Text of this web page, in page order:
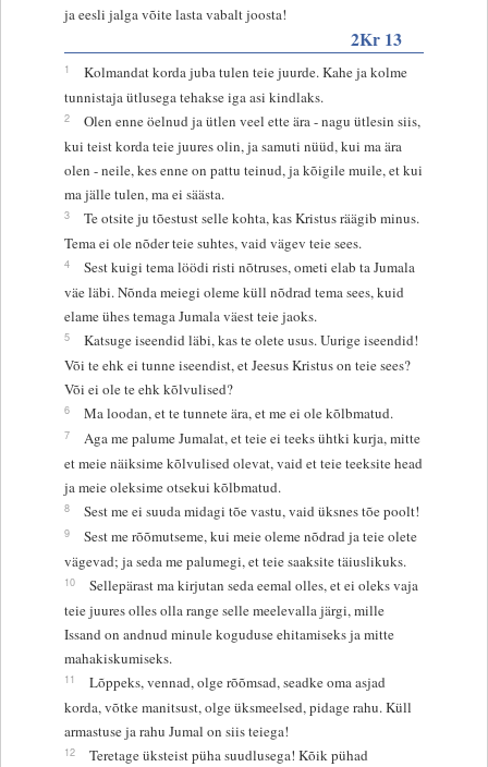
ja eesli jalga võite lasta vabalt joosta!
2Kr 13
1
Kolmandat korda juba tulen teie juurde. Kahe ja kolme
tunnistaja ütlusega tehakse iga asi kindlaks.
2
Olen enne öelnud ja ütlen veel ette ära - nagu ütlesin siis,
kui teist korda teie juures olin, ja samuti nüüd, kui ma ära
olen - neile, kes enne on pattu teinud, ja kõigile muile, et kui
ma jälle tulen, ma ei säästa.
3
Te otsite ju tõestust selle kohta, kas Kristus räägib minus.
Tema ei ole nõder teie suhtes, vaid vägev teie sees.
4
Sest kuigi tema löödi risti nõtruses, ometi elab ta Jumala
väe läbi. Nõnda meiegi oleme küll nõdrad tema sees, kuid
elame ühes temaga Jumala väest teie jaoks.
5
Katsuge iseendid läbi, kas te olete usus. Uurige iseendid!
Või te ehk ei tunne iseendist, et Jeesus Kristus on teie sees?
Või ei ole te ehk kõlvulised?
6 Ma loodan, et te tunnete ära, et me ei ole kõlbmatud.
7
Aga me palume Jumalat, et teie ei teeks ühtki kurja, mitte
et meie näiksime kõlvulised olevat, vaid et teie teeksite head
ja meie oleksime otsekui kõlbmatud.
8 Sest me ei suuda midagi tõe vastu, vaid üksnes tõe poolt!
9
Sest me rõõmutseme, kui meie oleme nõdrad ja teie olete
vägevad; ja seda me palumegi, et teie saaksite täiuslikuks.
10
Sellepärast ma kirjutan seda eemal olles, et ei oleks vaja
teie juures olles olla range selle meelevalla järgi, mille
Issand on andnud minule koguduse ehitamiseks ja mitte
mahakiskumiseks.
11
Lõppeks, vennad, olge rõõmsad, seadke oma asjad
korda, võtke manitsust, olge üksmeelsed, pidage rahu. Küll
armastuse ja rahu Jumal on siis teiega!
12
Teretage üksteist püha suudlusega! Kõik pühad